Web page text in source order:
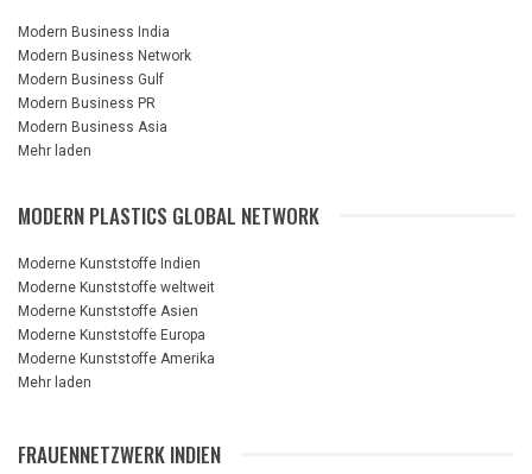
Modern Business India
Modern Business Network
Modern Business Gulf
Modern Business PR
Modern Business Asia
Mehr laden
MODERN PLASTICS GLOBAL NETWORK
Moderne Kunststoffe Indien
Moderne Kunststoffe weltweit
Moderne Kunststoffe Asien
Moderne Kunststoffe Europa
Moderne Kunststoffe Amerika
Mehr laden
FRAUENNETZWERK INDIEN